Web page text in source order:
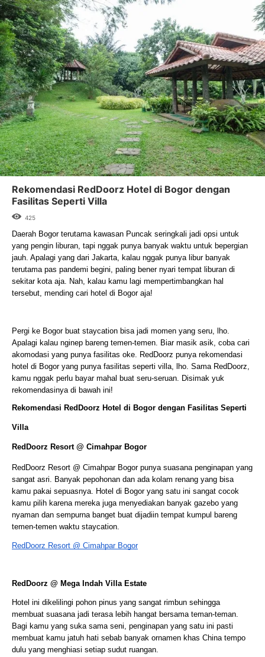
Rekomendasi RedDoorz Hotel di Bogor dengan
Fasilitas Seperti Villa
425
Daerah Bogor terutama kawasan Puncak seringkali jadi opsi untuk
yang pengin liburan, tapi nggak punya banyak waktu untuk bepergian
jauh. Apalagi yang dari Jakarta, kalau nggak punya libur banyak
terutama pas pandemi begini, paling bener nyari tempat liburan di
sekitar kota aja. Nah, kalau kamu lagi mempertimbangkan hal
tersebut, mending cari hotel di Bogor aja!
Pergi ke Bogor buat staycation bisa jadi momen yang seru, lho.
Apalagi kalau nginep bareng temen-temen. Biar masik asik, coba cari
akomodasi yang punya fasilitas oke. RedDoorz punya rekomendasi
hotel di Bogor yang punya fasilitas seperti villa, lho. Sama RedDoorz,
kamu nggak perlu bayar mahal buat seru-seruan. Disimak yuk
rekomendasinya di bawah ini!
Rekomendasi RedDoorz Hotel di Bogor dengan Fasilitas Seperti
Villa
RedDoorz Resort @ Cimahpar Bogor
RedDoorz Resort @ Cimahpar Bogor punya suasana penginapan yang
sangat asri. Banyak pepohonan dan ada kolam renang yang bisa
kamu pakai sepuasnya. Hotel di Bogor yang satu ini sangat cocok
kamu pilih karena mereka juga menyediakan banyak gazebo yang
nyaman dan sempurna banget buat dijadiin tempat kumpul bareng
temen-temen waktu staycation.
RedDoorz Resort @ Cimahpar Bogor
RedDoorz @ Mega Indah Villa Estate
Hotel ini dikelilingi pohon pinus yang sangat rimbun sehingga
membuat suasana jadi terasa lebih hangat bersama teman-teman.
Bagi kamu yang suka sama seni, penginapan yang satu ini pasti
membuat kamu jatuh hati sebab banyak ornamen khas China tempo
dulu yang menghiasi setiap sudut ruangan.